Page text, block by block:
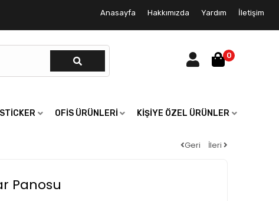
Anasayfa Hakkımızda Yardım İletişim
0
OFIS ÜRÜNLERI KIŞIYE ÖZEL ÜRÜNLER
Geri İleri
Panosu